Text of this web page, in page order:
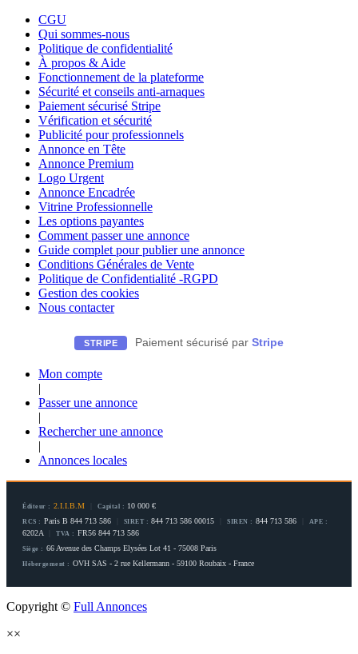
CGU
Qui sommes-nous
Politique de confidentialité
À propos & Aide
Fonctionnement de la plateforme
Sécurité et conseils anti-arnaques
Paiement sécurisé Stripe
Vérification et sécurité
Publicité pour professionnels
Annonce en Tête
Annonce Premium
Logo Urgent
Annonce Encadrée
Vitrine Professionnelle
Les options payantes
Comment passer une annonce
Guide complet pour publier une annonce
Conditions Générales de Vente
Politique de Confidentialité -RGPD
Gestion des cookies
Nous contacter
STRIPE Paiement sécurisé par Stripe
Mon compte
|
Passer une annonce
|
Rechercher une annonce
|
Annonces locales
Éditeur : 2.I.I.B.M Capital : 10 000 €
RCS : Paris B 844 713 586 SIRET : 844 713 586 00015 SIREN : 844 713 586 APE :
6202A TVA : FR56 844 713 586
Siège : 66 Avenue des Champs Elysées Lot 41 - 75008 Paris
Hébergement : OVH SAS - 2 rue Kellermann - 59100 Roubaix - France
Copyright © Full Annonces
××